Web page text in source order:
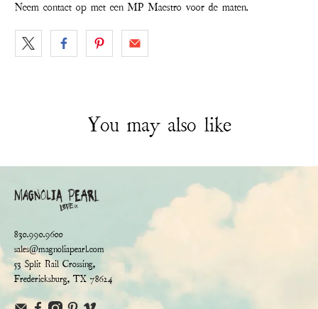
Neem contact op met een MP Maestro voor de maten.
You may also like
830.990.9600
sales@magnoliapearl.com
53 Split Rail Crossing,
Fredericksburg, TX 78624